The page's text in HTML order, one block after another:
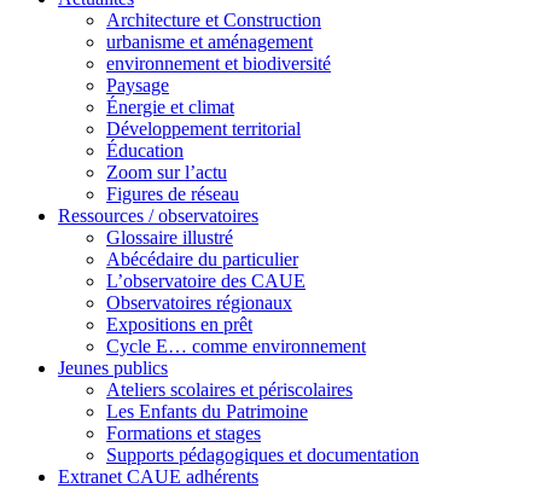
Architecture et Construction
urbanisme et aménagement
environnement et biodiversité
Paysage
Énergie et climat
Développement territorial
Éducation
Zoom sur l’actu
Figures de réseau
Ressources / observatoires
Glossaire illustré
Abécédaire du particulier
L’observatoire des CAUE
Observatoires régionaux
Expositions en prêt
Cycle E… comme environnement
Jeunes publics
Ateliers scolaires et périscolaires
Les Enfants du Patrimoine
Formations et stages
Supports pédagogiques et documentation
Extranet CAUE adhérents